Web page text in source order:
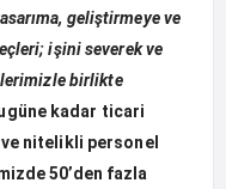
geliştirmeye ve
işini severek ve
birlikte
kadar ticari
nitelikli personel
50’den fazla